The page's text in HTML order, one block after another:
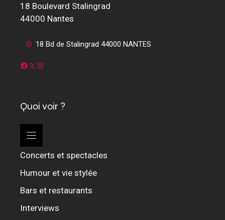
18 Boulevard Stalingrad
44000 Nantes
18 Bd de Stalingrad 44000 NANTES
Facebook
X Instagram
Quoi voir ?
Concerts et spectacles
Humour et vie stylée
Bars et restaurants
Interviews